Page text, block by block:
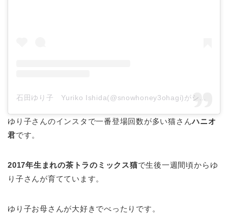
ゆり子さんのインスタで一番登場回数が多い猫さんハニオ
君です。
2017年生まれの茶トラのミックス猫で生後一週間頃からゆ
り子さんが育てています。
ゆり子お母さんが大好きでべったりです。